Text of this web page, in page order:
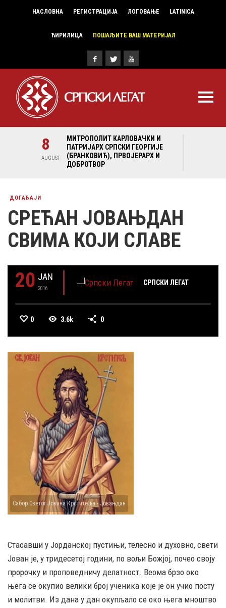
НАСЛОВНА РЕГИСТРАЦИЈА ЛОГОВАЊЕ LATINICA
ЋИРИЛИЦА ПОШАЉИТЕ ВАШ МАТЕРИЈАЛ
8
AUGUST
МИТРОПОЛИТ КАРЛОВАЧКИ И
ПАТРИЈАРХ СРПСКИ ГЕОРГИЈЕ
(БРАНКОВИЋ), ПРВОЈЕРАРХ И
ДОБРОТВОР
ДОГАЂАЈИ
СРЕЋАН ЈОВAЊДАН
СВИМА КОЈИ СЛАВЕ
20 JAN
2016
СРПСКИ ЛЕГАТ
0 3.6k 0
Сабор Светог Јована Крститеља - Јовањдан
Стасавши у Јорданској пустињи, телесно и духовно, свети
Јован је, у тридесетој години, по вољи Божјој, почео своју
пророчку и проповедничу делатност. Веома брзо око
њега се окупио велики број ученика које је он учио посту
и молитви. Из дана у дан окупљало се око њега мноштво